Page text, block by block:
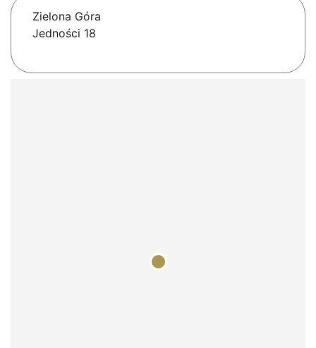
Zielona Góra
Jedności 18